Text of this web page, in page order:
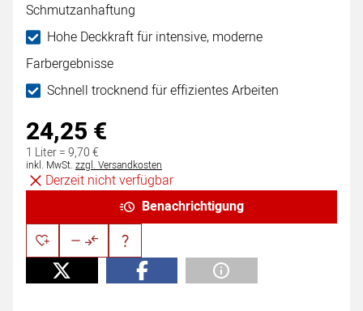
Schmutzanhaftung
Hohe Deckkraft für intensive, moderne
Farbergebnisse
Schnell trocknend für effizientes Arbeiten
24,25 €
1 Liter =9,70€
Steuerhinweis:
inkl. MwSt. zzgl. Versandkosten
Derzeit nicht verfügbar
Benachrichtigung